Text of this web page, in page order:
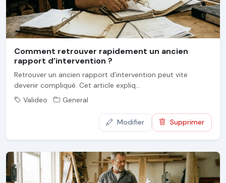
Comment retrouver rapidement un ancien
rapport d’intervention ?
Retrouver un ancien rapport d’intervention peut vite
devenir compliqué. Cet article expliq...
Valideo
General
Modifier Supprimer